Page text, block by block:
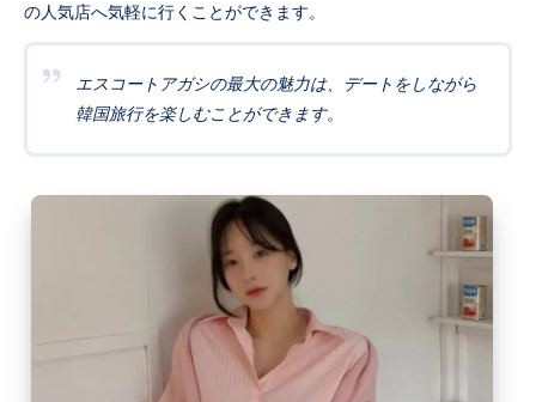
の人気店へ気軽に行くことができます。
エスコートアガシの最大の魅力は、デートをしながら
韓国旅行を楽しむことができます。